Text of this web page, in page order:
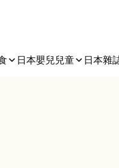
日本嬰兒兒童 日本雜